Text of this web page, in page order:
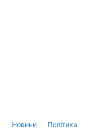
Новини › Політика